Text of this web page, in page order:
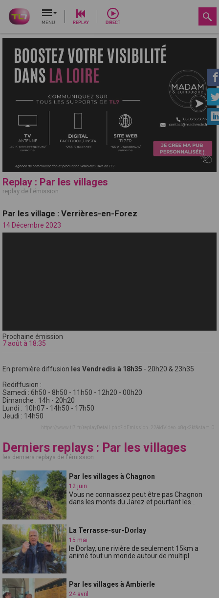
MENU REPLAY DIRECT
Replay : Par les villages
replay de l'émission
Par les village : Verrières-en-Forez
14 Décembre 2023
Prochaine émission
7 août à 18:35
En première diffusion les Vendredis à 18h35 - 20h20 & 23h35
Rediffusion :
Samedi : 6h50 - 8h50 - 11h50 - 12h20 - 00h20
Dimanche : 14h - 20h20
Lundi : 10h07 - 14h50 - 17h50
Jeudi : 14h50
Derniers replays : Par les villages
les derniers replays de l'émission
Par les villages à Chagnon
12 juin
Vous ne connaissez peut être pas Chagnon
dans les monts du Jarez et pourtant les...
La Terrasse-sur-Dorlay
15 mai
le Dorlay, une rivière de seulement 15km a
animé tout un monde autour de multipl...
Par les villages à Ambierle
24 avril